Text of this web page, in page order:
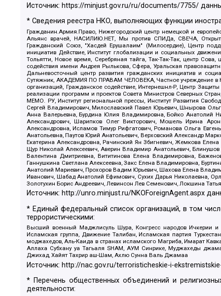
Источник: https://minjust.gov.ru/ru/documents/7755/
* Сведения реестра НКО, выполняющих функции
Гражданин.Армия.Право, Нижегородский центр немецкой и
Альянс врачей, НАСИЛИЮ.НЕТ, Мы против СПИДа, СВЕЧА, Открытый
Гражданский Союз, "Хасдей Ерушалаим" (Милосердие), Центр
инициатив Действие, Институт глобализации и социальных
Тольятти, Новое время, Серебряная тайга, Так-Так-Так, центр
содействия имени Андрея Рылькова, Сфера, Уральская
Дальневосточный центр развития гражданских инициатив и
Сутяжник, АКАДЕМИЯ ПО ПРАВАМ ЧЕЛОВЕКА, Частное учреждение в
организаций, Гражданское содействие, Интернешнл-Р, Центр
реализации программ и проектов Совета Министров Северных
МЕМО. РУ, Институт региональной прессы, Институт Развития
Сергей Владимирович, Милославский Павел Юрьевич, Шнырова
Анна Валерьевна, Бурдина Юлия Владимировна, Бойко Анатолий
Александрович, Шарипков Олег Викторович, Мошель Ирина
Александровна, Исламов Тимур Рифгатович, Романова Ольга
Анатольевна, Паутов Юрий Анатольевич, Верховский Александр
Екатерина Александровна, Рачинский Ян Збигневич, Жемкова
Щур Николай Алексеевич, Аверин Владимир Анатольевич,
Валентина Дмитриевна, Вититинова Елена Владимировна,
Ганнушкина Светлана Алексеевна, Закс Елена Владимировна,
Анатолий Мариевич, Прохоров Вадим Юрьевич, Шахова Елена
Иванович, Шабад Анатолий Ефимович, Сухих Дарья Николаевна,
Золотухин Борис Андреевич, Левинсон Лев Семенович, Локшина
Источник: http://unro.minjust.ru/NKOForeignAgent.aspx
* Единый федеральный список организаций, в том
террористическими:
Высший военный Маджлисуль Шура, Конгресс народов Ичкерии и
Исламская группа, Движение Талибан, Исламская партия
моджахедов, Аль-Каида в странах исламского Магриба, Имарат
Аллаха Субхану уа Тагьаля SHAM, АУМ Синрике, Муджахеды
Джихад, Хайят Тахрир аш-Шам, Ахлю Сунна Валь Джамаа
Источник: http://nac.gov.ru/terroristicheskie-i-
* Перечень общественных объединений и
деятельности: